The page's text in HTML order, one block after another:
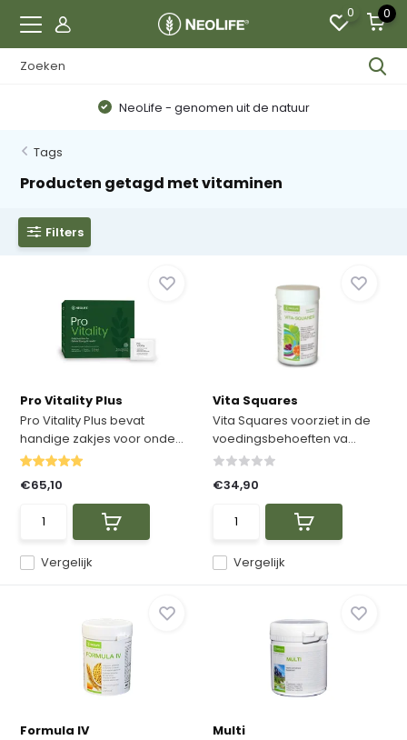
0 0
NeoLife - genomen uit de natuur
Tags
Producten getagd met vitaminen
Filters
Pro Vitality Plus
Pro Vitality Plus bevat
handige zakjes voor onde...
Vergelijk
€65,10
Vita Squares
Vita Squares voorziet in de
voedingsbehoeften va...
Vergelijk
€34,90
Formula IV
Multi